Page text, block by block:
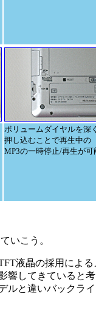
ボリュームダイヤルを深く
押し込むことで再生中の
MP3の一時停止/再生が可
いこう。
液晶の採用によ
してきていると
と違いバックラ